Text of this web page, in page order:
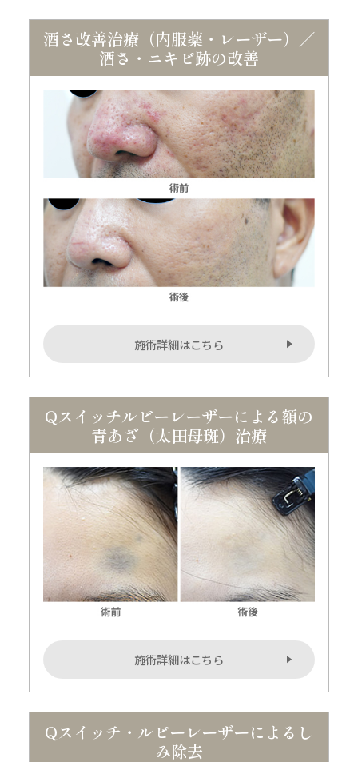
酒さ改善治療（内服薬・レーザー）／
酒さ・ニキビ跡の改善
施術詳細はこちら
Qスイッチルビーレーザーによる額の
青あざ（太田母斑）治療
施術詳細はこちら
Qスイッチ・ルビーレーザーによるし
み除去